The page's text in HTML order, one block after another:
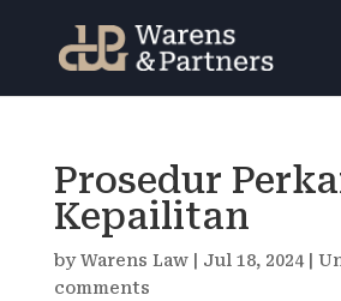
Prosedur
Kepailitan
byWarens Law| Jul 18, 2024|
comments